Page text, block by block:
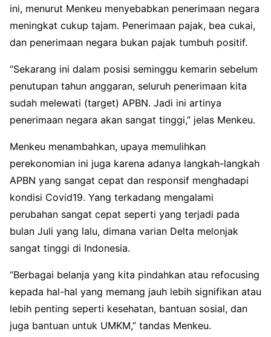
ini, menurut Menkeu menyebabkan penerimaan negara
meningkat cukup tajam. Penerimaan pajak, bea cukai,
dan penerimaan negara bukan pajak tumbuh positif.
“Sekarang ini dalam posisi seminggu kemarin sebelum
penutupan tahun anggaran, seluruh penerimaan kita
sudah melewati (target) APBN. Jadi ini artinya
penerimaan negara akan sangat tinggi,” jelas Menkeu.
Menkeu menambahkan, upaya memulihkan
perekonomian ini juga karena adanya langkah-langkah
APBN yang sangat cepat dan responsif menghadapi
kondisi Covid19. Yang terkadang mengalami
perubahan sangat cepat seperti yang terjadi pada
bulan Juli yang lalu, dimana varian Delta melonjak
sangat tinggi di Indonesia.
“Berbagai belanja yang kita pindahkan atau refocusing
kepada hal-hal yang memang jauh lebih signifikan atau
lebih penting seperti kesehatan, bantuan sosial, dan
juga bantuan untuk UMKM,” tandas Menkeu.